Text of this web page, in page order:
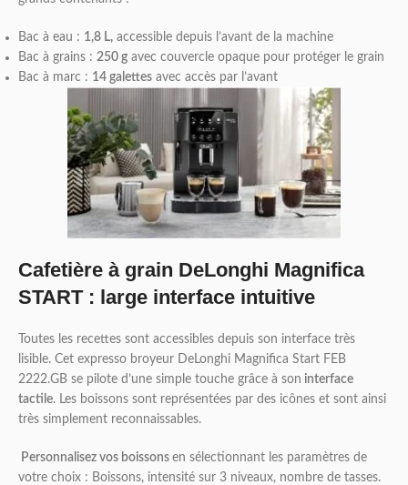
Bac à eau : 1,8 L, accessible depuis l’avant de la machine
Bac à grains : 250 g avec couvercle opaque pour protéger le grain
Bac à marc : 14 galettes avec accès par l’avant
Cafetière à grain DeLonghi Magnifica
START : large interface intuitive
Toutes les recettes sont accessibles depuis son interface très
lisible. Cet expresso broyeur DeLonghi Magnifica Start FEB
2222.GB se pilote d’une simple touche grâce à son interface
tactile. Les boissons sont représentées par des icônes et sont ainsi
très simplement reconnaissables.
Personnalisez vos boissons en sélectionnant les paramètres de
votre choix : Boissons, intensité sur 3 niveaux, nombre de tasses.